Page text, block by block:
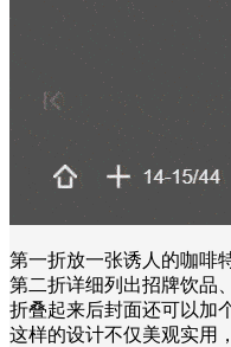
第一折放一张诱人的咖啡
第二折详细列出招牌饮品
折叠起来后封面还可以加
这样的设计不仅美观实用